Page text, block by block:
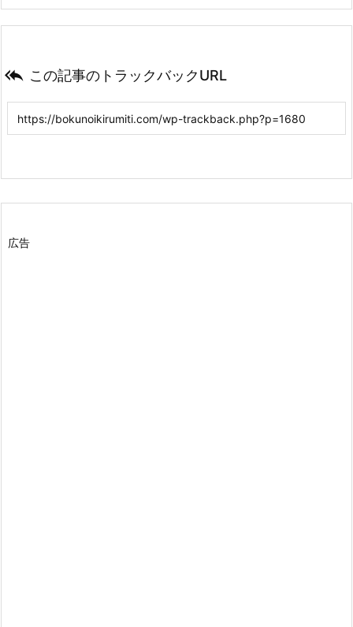
 この記事のトラックバックURL
広告